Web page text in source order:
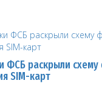
ФСБ раскрыли
SIM-карт